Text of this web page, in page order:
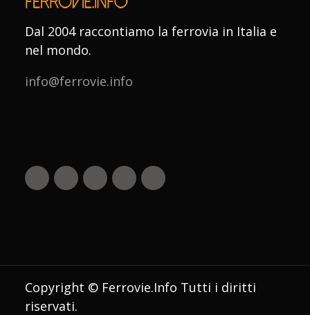
Dal 2004 raccontiamo la ferrovia in Italia e
nel mondo.
info@ferrovie.info
Copyright © Ferrovie.Info Tutti i diritti
riservati.